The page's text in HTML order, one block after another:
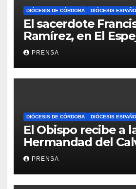
DIÓCESIS DE CÓRDOBA DIÓCESIS
El sacerdote
Ramírez, en El
Iglesia
PRENSA
DIÓCESIS DE CÓRDOBA DIÓCESIS
El Obispo recibe a
Hermandad del
PRENSA